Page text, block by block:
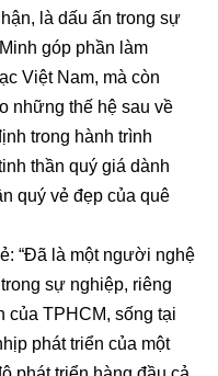
là dấu ấn trong sự
góp phần làm
Việt Nam, mà còn
những thế hệ sau về
trong hành trình
thần quý giá dành
quý vẻ đẹp của quê
“Đã là một người nghệ
sự nghiệp, riêng
của TPHCM, sống tại
phát triển của một